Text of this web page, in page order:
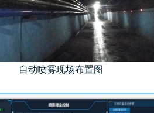
自动喷雾现场布置图